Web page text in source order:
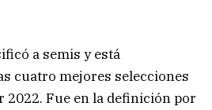
a semis y está
cuatro mejores selecciones
2022. Fue en la definición por